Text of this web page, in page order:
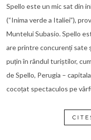
Spello este un mic sat din
(“Inima verde a Italiei”),
Muntelui Subasio. Spello
are printre concurenți sate
puțin în rândul turiștilor,
de Spello, Perugia –
cocoțat spectaculos pe